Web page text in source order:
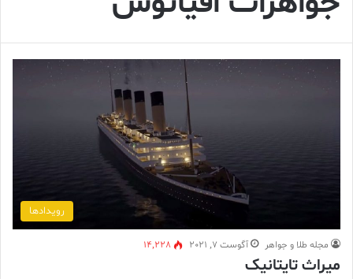
رویدادها
مجله طلا و جواهر آگوست 7, 2021 14,228
ميراث تايتانيک